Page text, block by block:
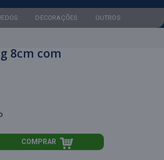
DECORAÇÕES OUTROS
8cm com
COMPRAR